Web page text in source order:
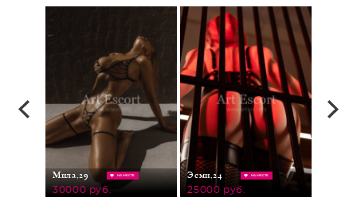
Мила,29 НА МЕСТЕ
30000 руб.
Эсми,24 НА МЕСТЕ
25000 руб.